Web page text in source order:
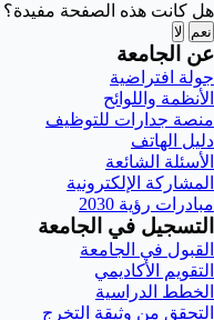
هل كانت هذه الصفحة مفيدة؟
نعم لا
عن الجامعة
جولة افتراضية
الأنظمة واللوائح
منصة جدارات للتوظيف
دليل الهاتف
الأسئلة الشائعة
المشاركة الإلكترونية
مبادرات رؤية 2030
التسجيل في الجامعة
القبول في الجامعة
التقويم الأكاديمي
الخطط الدراسية
التحقق من وثيقة التخرج